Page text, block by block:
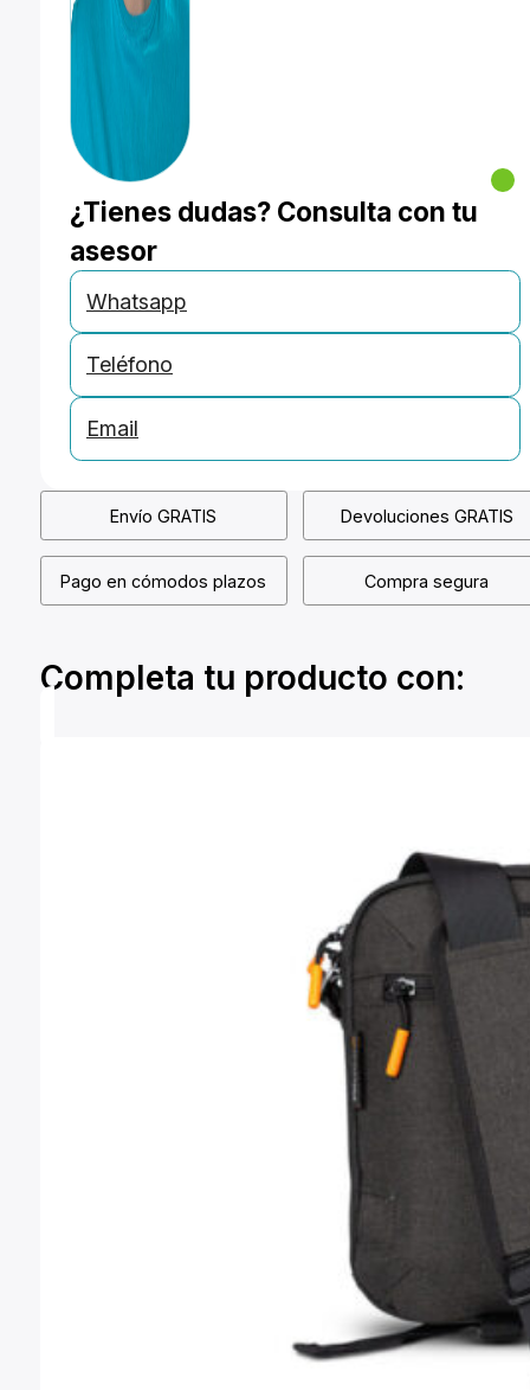
¿Tienes dudas? Consulta con tu
asesor
Whatsapp
Teléfono
Email
Envío GRATIS Devoluciones GRATIS
Pago en cómodos plazos Compra segura
Completa tu producto con: